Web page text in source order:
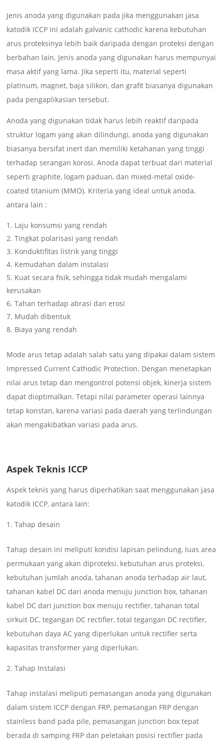
Jenis anoda yang digunakan pada jika menggunakan jasa
katodik ICCP ini adalah galvanic cathodic karena kebutuhan
arus proteksinya lebih baik daripada dengan proteksi dengan
berbahan lain. Jenis anoda yang digunakan harus mempunyai
masa aktif yang lama. Jika seperti itu, material seperti
platinum, magnet, baja silikon, dan grafit biasanya digunakan
pada pengaplikasian tersebut.
Anoda yang digunakan tidak harus lebih reaktif daripada
struktur logam yang akan dilindungi, anoda yang digunakan
biasanya bersifat inert dan memiliki ketahanan yang tinggi
terhadap serangan korosi. Anoda dapat terbuat dari material
seperti graphite, logam paduan, dan mixed-metal oxide-
coated titanium (MMO). Kriteria yang ideal untuk anoda,
antara lain :
Laju konsumsi yang rendah
Tingkat polarisasi yang rendah
Konduktifitas listrik yang tinggi
Kemudahan dalam instalasi
Kuat secara fisik, sehingga tidak mudah mengalami
kerusakan
Tahan terhadap abrasi dan erosi
Mudah dibentuk
Biaya yang rendah
Mode arus tetap adalah salah satu yang dipakai dalam sistem
Impressed Current Cathodic Protection. Dengan menetapkan
nilai arus tetap dan mengontrol potensi objek, kinerja sistem
dapat dioptimalkan. Tetapi nilai parameter operasi lainnya
tetap konstan, karena variasi pada daerah yang terlindungan
akan mengakibatkan variasi pada arus.
Aspek Teknis ICCP
Aspek teknis yang harus diperhatikan saat menggunakan jasa
katodik ICCP, antara lain:
Tahap desain
Tahap desain ini meliputi kondisi lapisan pelindung, luas area
permukaan yang akan diproteksi, kebutuhan arus proteksi,
kebutuhan jumlah anoda, tahanan anoda terhadap air laut,
tahanan kabel DC dari anoda menuju junction box, tahanan
kabel DC dari junction box menuju rectifier, tahanan total
sirkuit DC, tegangan DC rectifier, total tegangan DC rectifier,
kebutuhan daya AC yang diperlukan untuk rectifier serta
kapasitas transformer yang diperlukan.
Tahap Instalasi
Tahap instalasi meliputi pemasangan anoda yang digunakan
dalam sistem ICCP dengan FRP, pemasangan FRP dengan
stainless band pada pile, pemasangan junction box tepat
berada di samping FRP dan peletakan posisi rectifier pada